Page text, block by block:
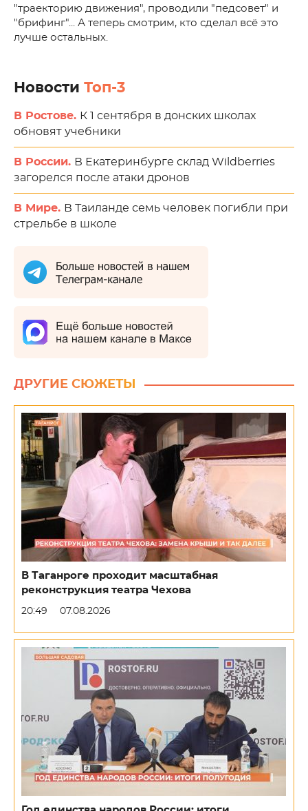
"траекторию движения", проводили "педсовет" и
"брифинг"... А теперь смотрим, кто сделал всё это
лучше остальных.
Новости Топ-3
В Ростове. К 1 сентября в донских школах
обновят учебники
В России. В Екатеринбурге склад Wildberries
загорелся после атаки дронов
В Мире. В Таиланде семь человек погибли при
стрельбе в школе
ДРУГИЕ СЮЖЕТЫ
В Таганроге проходит масштабная
реконструкция театра Чехова
20:49 07.08.2026